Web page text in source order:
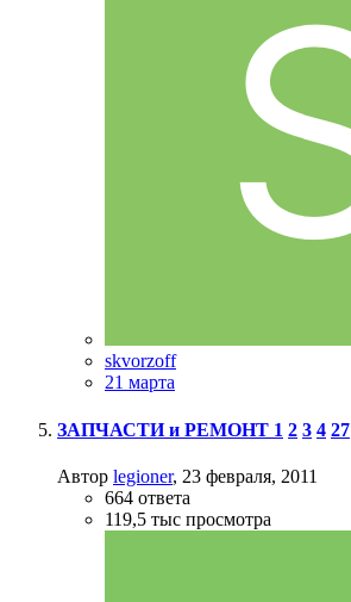
skvorzoff
21 марта
ЗАПЧАСТИ и РЕМОНТ 1 2 3 4 27
Автор legioner, 23 февраля, 2011
664 ответа
119,5 тыс просмотра